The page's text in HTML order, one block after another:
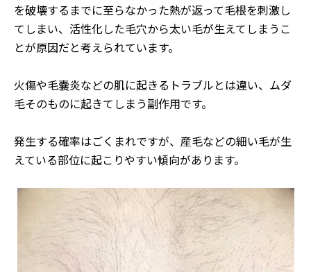
を破壊するまでに至らなかった熱が返って毛根を刺激し
てしまい、活性化した毛穴から太い毛が生えてしまうこ
とが原因だと考えられています。
火傷や毛嚢炎などの肌に起きるトラブルとは違い、ムダ
毛そのものに起きてしまう副作用です。
発生する確率はごくまれですが、産毛などの細い毛が生
えている部位に起こりやすい傾向があります。